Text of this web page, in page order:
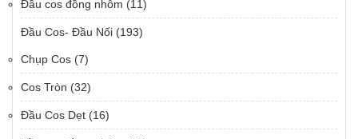
Đầu cos đồng nhôm (11)
Đầu Cos- Đầu Nối (193)
Chụp Cos (7)
Cos Tròn (32)
Đầu Cos Dẹt (16)